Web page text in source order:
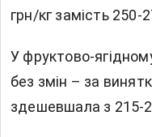
грн/кг замість 250-
У фруктово-
без змін – за
здешевшала з 215-